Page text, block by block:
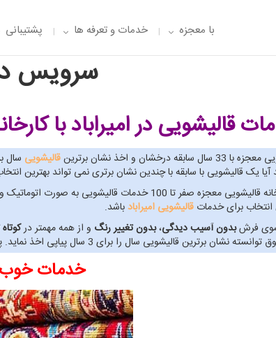
با معجزه خدمات و تعرفه ها پشتیبانی
سرویس
قالیشویی در امیرابادبا
سابقه درخشان و اخذ نشان برترین قالیشویی سال
یک قالیشویی با سابقه با چندین نشان برتری نمی تواند بهترین
در کارخانه قالیشویی معجزه صفر تا 100
انتخاب برای خدمات قالیشویی امیرابادباشد.
فرشبدون آسیب دیدگی،بدون تغییر رنگ و از همه مهمتر در
برترین قالیشویی سال را برای 3 سال پیاپی اخذ نماید. پس به حق می توان گفت بهترین گزینه برای خدمات قالیشویی امیراباد، قالیشویی معجزه است.
خدمات خوب